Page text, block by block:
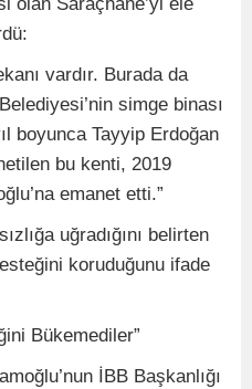
vardır. Burada da
simge binası
boyunca Tayyip Erdoğan
bu kenti, 2019
emanet etti.”
uğradığını belirten
koruduğunu ifade
Bükemediler”
İBB Başkanlığı